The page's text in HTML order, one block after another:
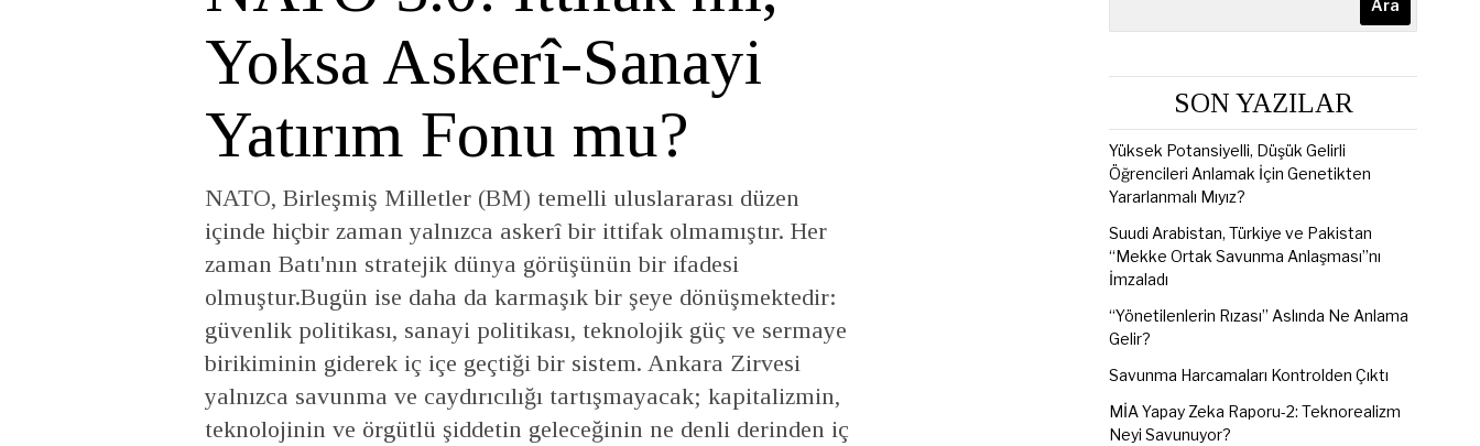
Yoksa Askerî-Sanayi
Yatırım Fonu mu?
NATO, Birleşmiş Milletler (BM) temelli uluslararası düzen
içinde hiçbir zaman yalnızca askerî bir ittifak olmamıştır. Her
zaman Batı'nın stratejik dünya görüşünün bir ifadesi
olmuştur.Bugün ise daha da karmaşık bir şeye dönüşmektedir:
güvenlik politikası, sanayi politikası, teknolojik güç ve sermaye
birikiminin giderek iç içe geçtiği bir sistem. Ankara Zirvesi
yalnızca savunma ve caydırıcılığı tartışmayacak; kapitalizmin,
teknolojinin ve örgütlü şiddetin geleceğinin ne denli derinden iç
Ara
SON YAZILAR
Yüksek Potansiyelli, Düşük Gelirli
Öğrencileri Anlamak İçin Genetikten
Yararlanmalı Mıyız?
Suudi Arabistan, Türkiye ve Pakistan
“Mekke Ortak Savunma Anlaşması”nı
İmzaladı
“Yönetilenlerin Rızası” Aslında Ne Anlama
Gelir?
Savunma Harcamaları Kontrolden Çıktı
MİA Yapay Zeka Raporu-2: Teknorealizm
Neyi Savunuyor?